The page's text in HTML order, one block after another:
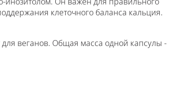
клеточного баланса кальция.
веганов. Общая масса одной капсулы -